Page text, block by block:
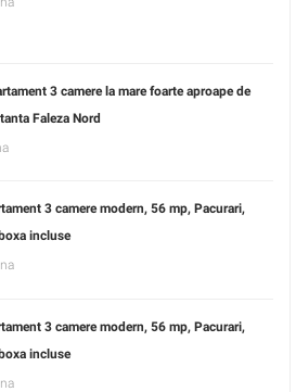
3 camere la mare foarte aproape de
Faleza Nord
3 camere modern, 56 mp, Pacurari,
incluse
3 camere modern, 56 mp, Pacurari,
incluse